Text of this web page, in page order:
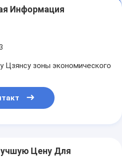
Информация
Цзянсу зоны экономического
Цену Для